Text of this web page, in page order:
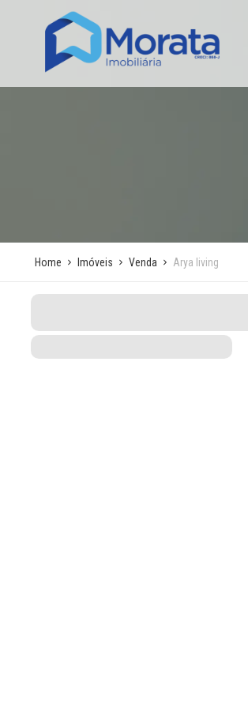
Home Imóveis Venda Arya living